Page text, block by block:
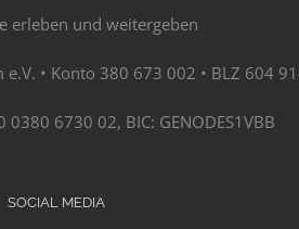
erleben und weitergeben
e.V. • Konto 380 673 002 • BLZ 604
0380 6730 02, BIC: GENODES1VBB
SOCIAL MEDIA